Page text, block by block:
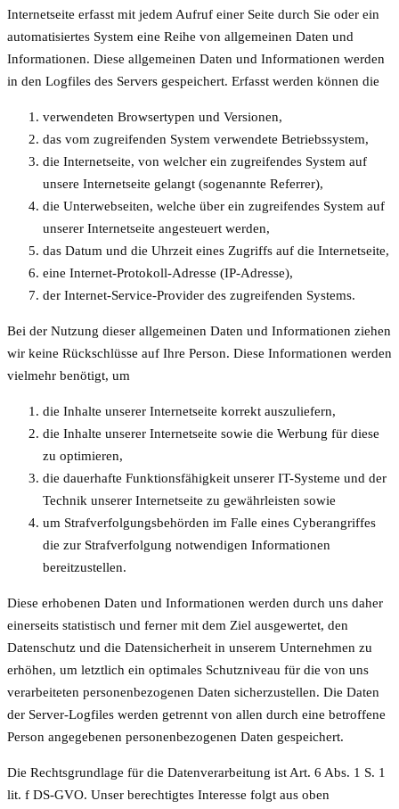
Internetseite erfasst mit jedem Aufruf einer Seite durch Sie oder ein
automatisiertes System eine Reihe von allgemeinen Daten und
Informationen. Diese allgemeinen Daten und Informationen werden
in den Logfiles des Servers gespeichert. Erfasst werden können die
verwendeten Browsertypen und Versionen,
das vom zugreifenden System verwendete Betriebssystem,
die Internetseite, von welcher ein zugreifendes System auf
unsere Internetseite gelangt (sogenannte Referrer),
die Unterwebseiten, welche über ein zugreifendes System auf
unserer Internetseite angesteuert werden,
das Datum und die Uhrzeit eines Zugriffs auf die Internetseite,
eine Internet-Protokoll-Adresse (IP-Adresse),
der Internet-Service-Provider des zugreifenden Systems.
Bei der Nutzung dieser allgemeinen Daten und Informationen ziehen
wir keine Rückschlüsse auf Ihre Person. Diese Informationen werden
vielmehr benötigt, um
die Inhalte unserer Internetseite korrekt auszuliefern,
die Inhalte unserer Internetseite sowie die Werbung für diese
zu optimieren,
die dauerhafte Funktionsfähigkeit unserer IT-Systeme und der
Technik unserer Internetseite zu gewährleisten sowie
um Strafverfolgungsbehörden im Falle eines Cyberangriffes
die zur Strafverfolgung notwendigen Informationen
bereitzustellen.
Diese erhobenen Daten und Informationen werden durch uns daher
einerseits statistisch und ferner mit dem Ziel ausgewertet, den
Datenschutz und die Datensicherheit in unserem Unternehmen zu
erhöhen, um letztlich ein optimales Schutzniveau für die von uns
verarbeiteten personenbezogenen Daten sicherzustellen. Die Daten
der Server-Logfiles werden getrennt von allen durch eine betroffene
Person angegebenen personenbezogenen Daten gespeichert.
Die Rechtsgrundlage für die Datenverarbeitung ist Art. 6 Abs. 1 S. 1
lit. f DS-GVO. Unser berechtigtes Interesse folgt aus oben